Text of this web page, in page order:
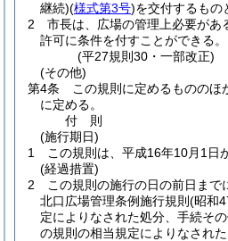
継続)(様式第3号)を交付するもの
2
市長は、広場の管理上必要があ
許可に条件を付すことができる。
(平27規則30・一部改正)
(その他)
第4条
この規則に定めるもののほ
に定める。
付 則
(施行期日)
1
この規則は、平成16年10月1日
(経過措置)
2
この規則の施行の日の前日まで
北口広場管理条例施行規則 (昭和
定によりなされた処分、手続そ
の規則の相当規定によりなされた